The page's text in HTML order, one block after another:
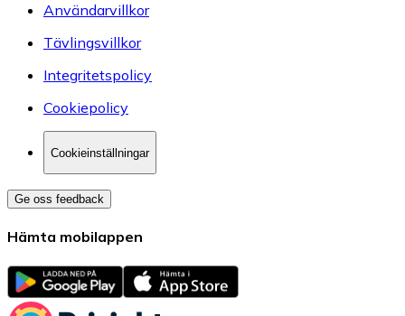
Användarvillkor
Tävlingsvillkor
Integritetspolicy
Cookiepolicy
Cookieinställningar
Ge oss feedback
Hämta mobilappen